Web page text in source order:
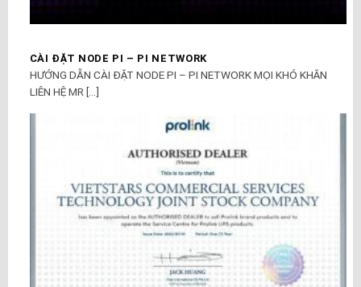
CÀI ĐẶT NODE PI – PI NETWORK
HƯỚNG DẪN CÀI ĐẶT NODE PI – PI NETWORK MỌI KHÓ KHĂN
LIÊN HỆ MR [...]